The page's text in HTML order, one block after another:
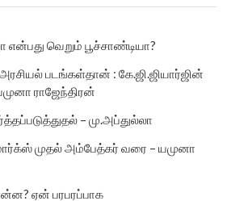
வெறும் பூச்சாண்டியா?
படங்கள்தான் : கே.ஜி.ஜியார்ஜின்
ராஜேந்திரன்
– மு.அப்துல்லா
முதல் அம்பேத்கர் வரை – யமுனா
ஏன் பரபரப்பாக